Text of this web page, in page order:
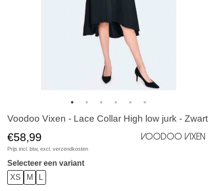
Voodoo Vixen - Lace Collar High low jurk - Zwart
€58,99
Prijs incl. btw, excl. verzendkosten
Voodoo Vixen
Selecteer een variant
XS
M L